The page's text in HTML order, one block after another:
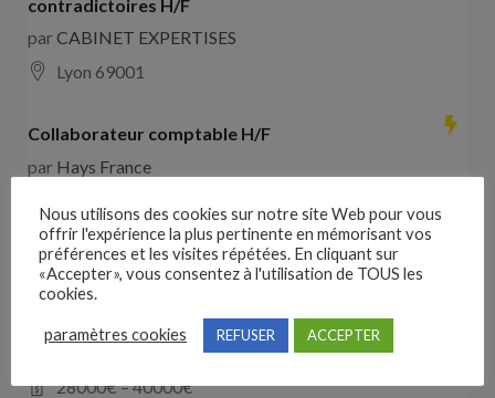
contradictoires H/F
parCABINET EXPERTISES
Lyon 69001
Collaborateur comptable H/F
par Hays France
Comducteur poids lourd avec expérience dans les
travaux publics
les landes de cassentin RD910
28000€ –40000€
Nous utilisons des cookies sur notre site Web pour vous
offrir l'expérience la plus pertinente en mémorisant vos
préférences et les visites répétées. En cliquant sur
«Accepter», vous consentez à l'utilisation de TOUS les
cookies.
paramètres cookies REFUSER ACCEPTER